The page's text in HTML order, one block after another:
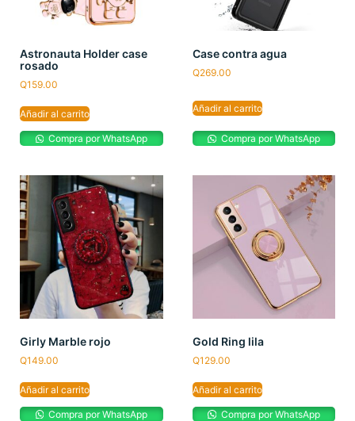
Astronauta Holder case
rosado
Q159.00
Añadir al carrito
Compra por WhatsApp
Case contra agua
Q269.00
Añadir al carrito
Compra por WhatsApp
Girly Marble rojo
Q149.00
Añadir al carrito
Compra por WhatsApp
Gold Ring lila
Q129.00
Añadir al carrito
Compra por WhatsApp